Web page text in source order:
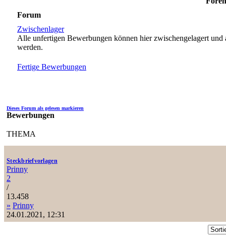
Forum
Zwischenlager
Alle unfertigen Bewerbungen können hier zwischengelagert und
werden.
Fertige Bewerbungen
Dieses Forum als gelesen markieren
Bewerbungen
THEMA
Steckbriefvorlagen
Prinny
2
/
13.458
» Prinny
24.01.2021, 12:31